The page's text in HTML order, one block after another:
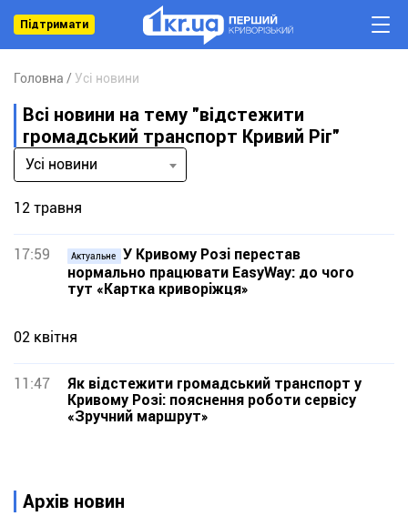
Підтримати
Головна Усі новини
Всі новини на тему "відстежити
громадський транспорт Кривий Ріг"
Усі новини
12 травня
17:59 Актуальне
У Кривому Розі перестав
нормально працювати EasyWay: до чого
тут «Картка криворіжця»
02 квітня
11:47
Як відстежити громадський транспорт у
Кривому Розі: пояснення роботи сервісу
«Зручний маршрут»
Архів новин